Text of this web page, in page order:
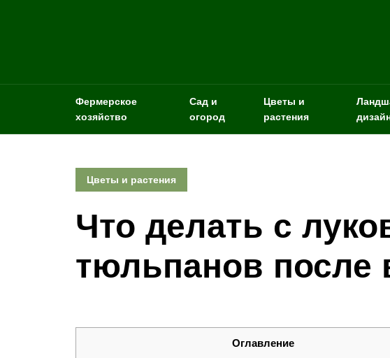
Фермерское
хозяйство
Сад и
огород
Цветы и
растения
Цветы и растения
Что делать с
тюльпанов после
Оглавление